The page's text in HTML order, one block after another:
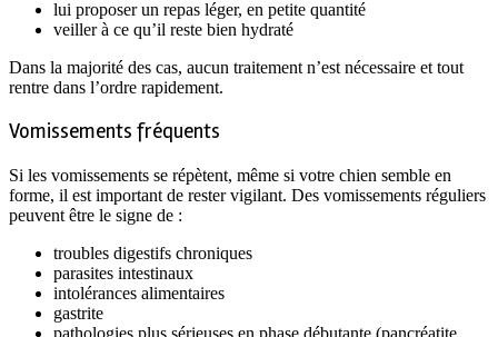
lui proposer un repas léger, en petite quantité
veiller à ce qu’il reste bien hydraté
Dans la majorité des cas, aucun traitement n’est nécessaire et tout
rentre dans l’ordre rapidement.
Vomissements fréquents
Si les vomissements se répètent, même si votre chien semble en
forme, il est important de rester vigilant. Des vomissements réguliers
peuvent être le signe de :
troubles digestifs chroniques
parasites intestinaux
intolérances alimentaires
gastrite
pathologies plus sérieuses en phase débutante (pancréatite,